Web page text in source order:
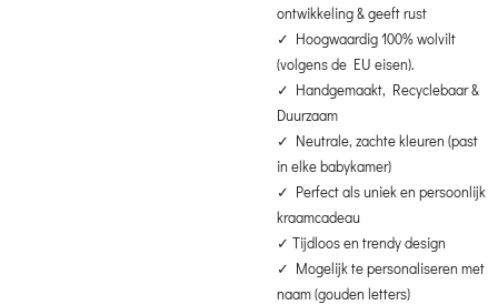
ontwikkeling & geeft rust
✓ Hoogwaardig 100% wolvilt
(volgens de EU eisen).
✓ Handgemaakt, Recyclebaar &
Duurzaam
✓ Neutrale, zachte kleuren (past
in elke babykamer)
✓ Perfect als uniek en persoonlijk
kraamcadeau
✓ Tijdloos en trendy design
✓ Mogelijk te personaliseren met
naam (gouden letters)